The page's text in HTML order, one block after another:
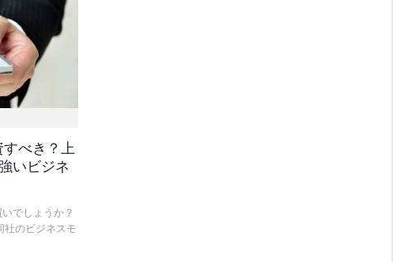
べき？上
いビジネ
でしょうか？
社のビジネスモ